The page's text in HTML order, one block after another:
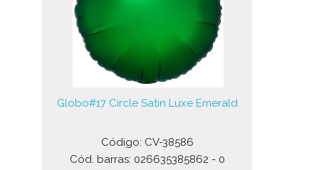
Globo#17 Circle Satin Luxe Emerald
Código: CV-38586
Cód. barras: 026635385862 - 0